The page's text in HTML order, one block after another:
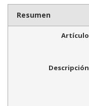
Resumen
Artículo
Descripción